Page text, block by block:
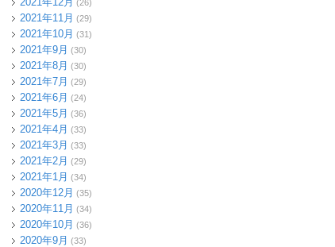
(26)
2021年11月 (29)
2021年10月 (31)
2021年9月 (30)
2021年8月 (30)
2021年7月 (29)
2021年6月 (24)
2021年5月 (36)
2021年4月 (33)
2021年3月 (33)
2021年2月 (29)
2021年1月 (34)
2020年12月 (35)
2020年11月 (34)
2020年10月 (36)
2020年9月 (33)